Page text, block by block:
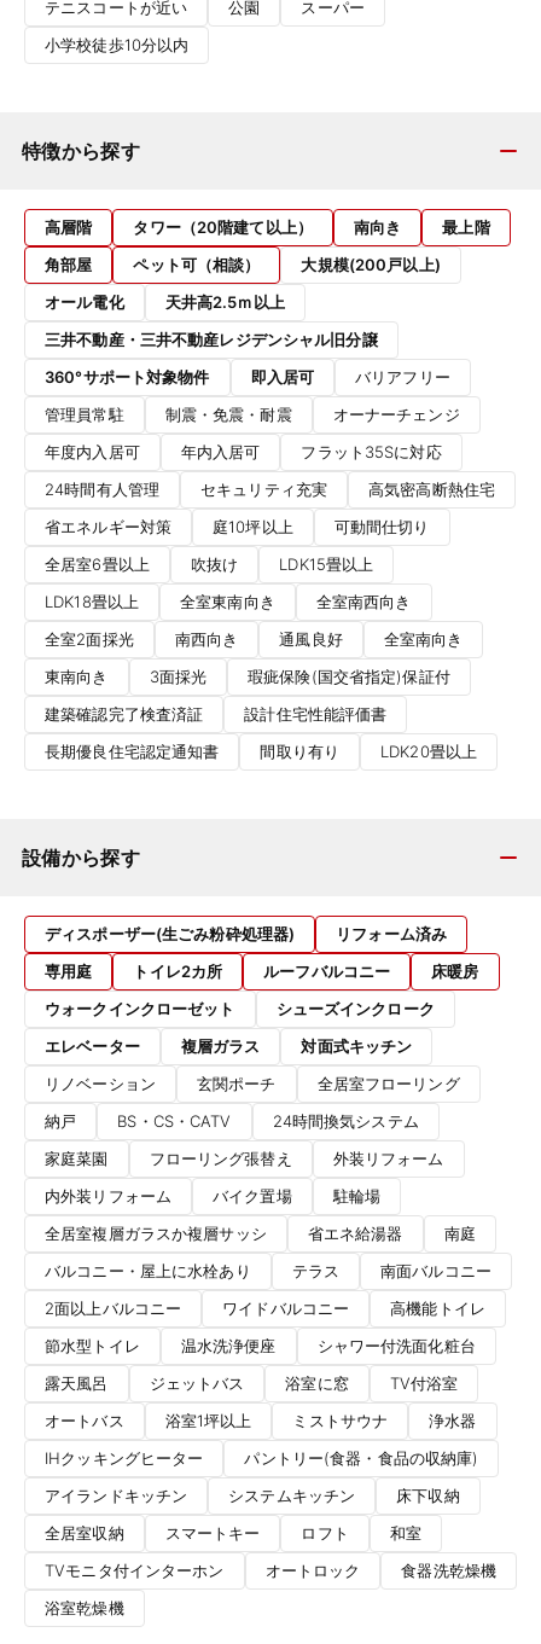
テニスコートが近い
公園
スーパー
小学校徒歩10分以内
特徴から探す
高層階 タワー（20階建て以上） 南向き
最上階
角部屋
ペット可（相談）
大規模(200戸以上)
オール電化
天井高2.5ｍ以上
三井不動産・三井不動産レジデンシャル旧分譲
360°サポート対象物件
即入居可
バリアフリー
管理員常駐
制震・免震・耐震
オーナーチェンジ
年度内入居可
年内入居可
フラット35Sに対応
24時間有人管理
セキュリティ充実
高気密高断熱住宅
省エネルギー対策
庭10坪以上
可動間仕切り
全居室6畳以上
吹抜け
LDK15畳以上
LDK18畳以上
全室東南向き
全室南西向き
全室2面採光
南西向き 通風良好
全室南向き
東南向き
3面採光
瑕疵保険(国交省指定)保証付
建築確認完了検査済証
設計住宅性能評価書
長期優良住宅認定通知書
間取り有り LDK20畳以上
設備から探す
ディスポーザー(生ごみ粉砕処理器)
リフォーム済み
専用庭
トイレ2カ所 ルーフバルコニー
床暖房
ウォークインクローゼット
シューズインクローク
エレベーター
複層ガラス
対面式キッチン
リノベーション
玄関ポーチ
全居室フローリング
納戸
BS・CS・CATV
24時間換気システム
家庭菜園
フローリング張替え
外装リフォーム
内外装リフォーム
バイク置場
駐輪場
全居室複層ガラスか複層サッシ
省エネ給湯器
南庭
バルコニー・屋上に水栓あり
テラス
南面バルコニー
2面以上バルコニー
ワイドバルコニー
高機能トイレ
節水型トイレ
温水洗浄便座
シャワー付洗面化粧台
露天風呂
ジェットバス 浴室に窓
TV付浴室
オートバス
浴室1坪以上 ミストサウナ
浄水器
IHクッキングヒーター
パントリー(食器・食品の収納庫)
アイランドキッチン
システムキッチン
床下収納
全居室収納
スマートキー ロフト
和室
TVモニタ付インターホン
オートロック
食器洗乾燥機
浴室乾燥機